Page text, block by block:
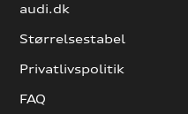
audi.dk
Størrelsestabel
Privatlivspolitik
FAQ